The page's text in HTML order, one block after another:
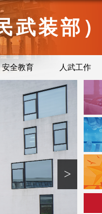
武装部）
安全教育 人武工作
>